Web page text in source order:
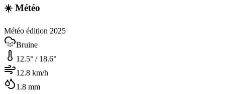
☀️ Météo
Météo édition 2025
Bruine
12.5° / 18.6°
12.8 km/h
1.8 mm